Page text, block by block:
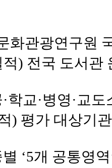
화관광연구원
적) 전국 도서
학교·병영·교
) 평가 대상기
‘5개 공통영